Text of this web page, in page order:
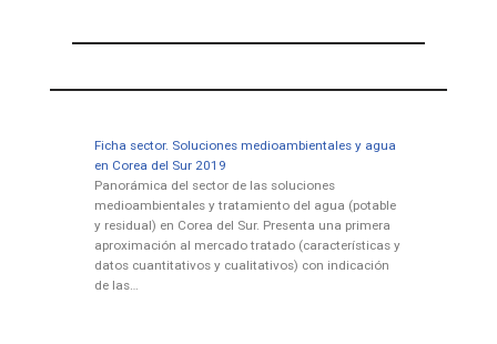
Ficha sector. Soluciones medioambientales y agua
en Corea del Sur 2019
Panorámica del sector de las soluciones
medioambientales y tratamiento del agua (potable
y residual) en Corea del Sur. Presenta una primera
aproximación al mercado tratado (características y
datos cuantitativos y cualitativos) con indicación
de las…